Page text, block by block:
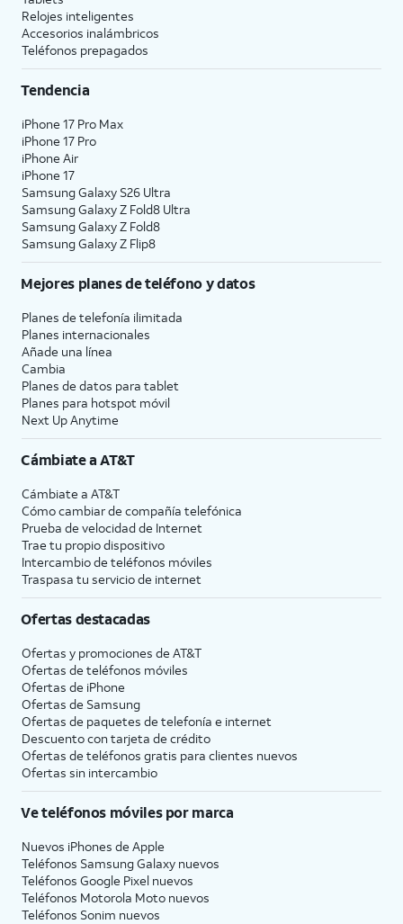
Relojes inteligentes
Accesorios inalámbricos
Teléfonos prepagados
Tendencia
iPhone 17 Pro Max
iPhone 17 Pro
iPhone Air
iPhone 17
Samsung Galaxy S26 Ultra
Samsung Galaxy Z Fold8 Ultra
Samsung Galaxy Z Fold8
Samsung Galaxy Z Flip8
Mejores planes de teléfono y datos
Planes de telefonía ilimitada
Planes internacionales
Añade una línea
Cambia
Planes de datos para tablet
Planes para hotspot móvil
Next Up Anytime
Cámbiate aAT&T
Cámbiate a AT&T
Cómo cambiar de compañía telefónica
Prueba de velocidad de Internet
Trae tu propio dispositivo
Intercambio de teléfonos móviles
Traspasa tu servicio de internet
Ofertas destacadas
Ofertas y promociones de AT&T
Ofertas de teléfonos móviles
Ofertas de iPhone
Ofertas de Samsung
Ofertas de paquetes de telefonía e internet
Descuento con tarjeta de crédito
Ofertas de teléfonos gratis para clientes nuevos
Ofertas sin intercambio
Ve teléfonos móviles por marca
Nuevos iPhones de Apple
Teléfonos Samsung Galaxy nuevos
Teléfonos Google Pixel nuevos
Teléfonos Motorola Moto nuevos
Teléfonos Sonim nuevos